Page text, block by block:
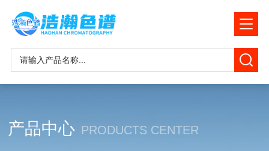
产品中心 PRODUCTS CENTER